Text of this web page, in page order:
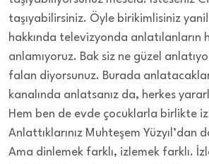
taşıyabilirsiniz. Öyle birikimlisiniz
hakkında televizyonda anlatılanların
anlamıyoruz. Bak siz ne güzel
falan diyorsunuz. Burada
kanalında anlatsanız da, herkes
Hem ben de evde çocuklarla birlikte
Anlattıklarınız Muhteşem Yüzyıl’dan
Ama dinlemek farklı, izlemek farklı.